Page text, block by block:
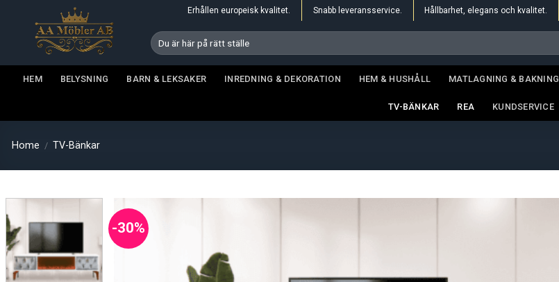
Erhållen europeisk kvalitet. Snabb leveransservice. Hållbarhet, elegans och kvalitet.
Search
for:
HEM BELYSNING BARN & LEKSAKER INREDNING & DEKORATION HEM & HUSHÅLL MATLAGNING & BAKNING
TV-BÄNKAR REA KUNDSERVICE
Home / TV-Bänkar
-30%